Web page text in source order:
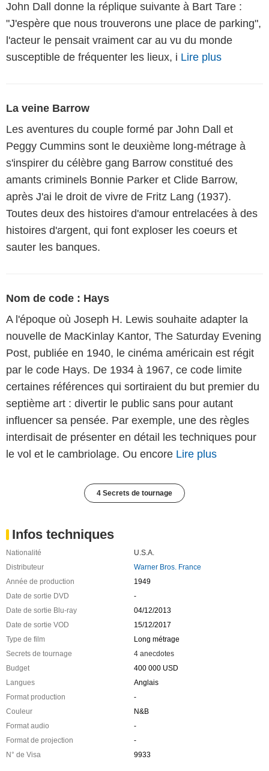
John Dall donne la réplique suivante à Bart Tare :
"J'espère que nous trouverons une place de parking",
l'acteur le pensait vraiment car au vu du monde
susceptible de fréquenter les lieux, i Lire plus
La veine Barrow
Les aventures du couple formé par John Dall et
Peggy Cummins sont le deuxième long-métrage à
s'inspirer du célèbre gang Barrow constitué des
amants criminels Bonnie Parker et Clide Barrow,
après J'ai le droit de vivre de Fritz Lang (1937).
Toutes deux des histoires d'amour entrelacées à des
histoires d'argent, qui font exploser les coeurs et
sauter les banques.
Nom de code : Hays
A l'époque où Joseph H. Lewis souhaite adapter la
nouvelle de MacKinlay Kantor, The Saturday Evening
Post, publiée en 1940, le cinéma américain est régit
par le code Hays. De 1934 à 1967, ce code limite
certaines références qui sortiraient du but premier du
septième art : divertir le public sans pour autant
influencer sa pensée. Par exemple, une des règles
interdisait de présenter en détail les techniques pour
le vol et le cambriolage. Ou encore Lire plus
4 Secrets de tournage
Infos techniques
Nationalité
U.S.A.
Distributeur
Warner Bros. France
Année de production
1949
Date de sortie DVD
-
Date de sortie Blu-ray
04/12/2013
Date de sortie VOD
15/12/2017
Type de film
Long métrage
Secrets de tournage
4 anecdotes
Budget
400 000 USD
Langues
Anglais
Format production
-
Couleur
N&B
Format audio
-
Format de projection
-
N° de Visa
9933